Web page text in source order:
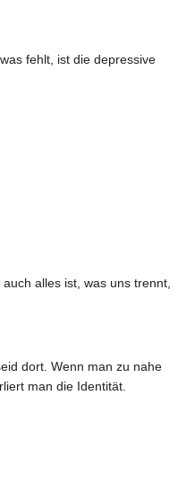
fehlt, ist die depressive
alles ist, was uns trennt,
dort. Wenn man zu nahe
man die Identität.